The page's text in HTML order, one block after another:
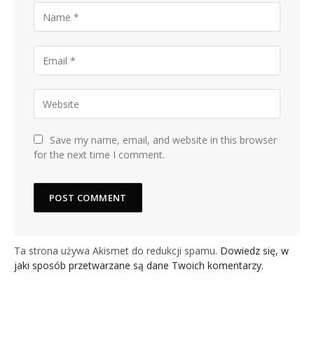
Save my name, email, and website in this browser
for the next time I comment.
Ta strona używa Akismet do redukcji spamu. Dowiedz się, w
jaki sposób przetwarzane są dane Twoich komentarzy.